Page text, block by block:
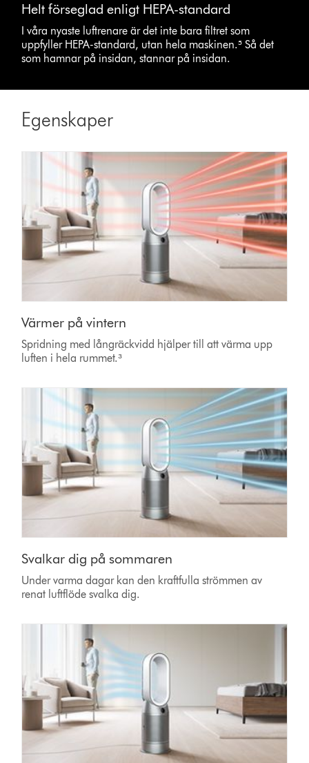
Helt förseglad enligt HEPA-standard
I våra nyaste luftrenare är det inte bara filtret som
uppfyller HEPA-standard, utan hela maskinen.⁵ Så det
som hamnar på insidan, stannar på insidan.
Egenskaper
Värmer på vintern
Spridning med långräckvidd hjälper till att värma upp
luften i hela rummet.³
Svalkar dig på sommaren
Under varma dagar kan den kraftfulla strömmen av
renat luftflöde svalka dig.